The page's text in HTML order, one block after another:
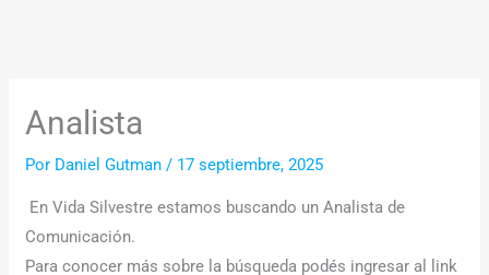
Analista
Por Daniel Gutman/ 17 septiembre, 2025
En Vida Silvestre estamos buscando un Analista de
Comunicación.
Para conocer más sobre la búsqueda podés ingresar al link